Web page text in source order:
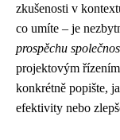
zkušenosti v
co umíte – je
prospěchu
projektovým
konkrétně popište,
efektivity nebo